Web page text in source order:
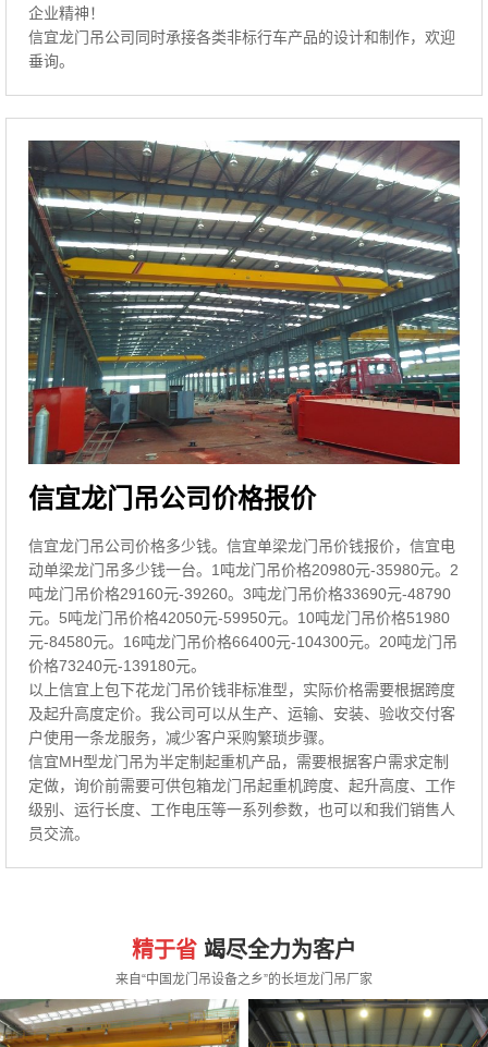
企业精神！
信宜龙门吊公司同时承接各类非标行车产品的设计和制作，欢迎
垂询。
信宜龙门吊公司价格报价
信宜龙门吊公司价格多少钱。信宜单梁龙门吊价钱报价，信宜电
动单梁龙门吊多少钱一台。1吨龙门吊价格20980元-35980元。2
吨龙门吊价格29160元-39260。3吨龙门吊价格33690元-48790
元。5吨龙门吊价格42050元-59950元。10吨龙门吊价格51980
元-84580元。16吨龙门吊价格66400元-104300元。20吨龙门吊
价格73240元-139180元。
以上信宜上包下花龙门吊价钱非标准型，实际价格需要根据跨度
及起升高度定价。我公司可以从生产、运输、安装、验收交付客
户使用一条龙服务，减少客户采购繁琐步骤。
信宜MH型龙门吊为半定制起重机产品，需要根据客户需求定制
定做，询价前需要可供包箱龙门吊起重机跨度、起升高度、工作
级别、运行长度、工作电压等一系列参数，也可以和我们销售人
员交流。
精于省 竭尽全力为客户
来自“中国龙门吊设备之乡”的长垣龙门吊厂家